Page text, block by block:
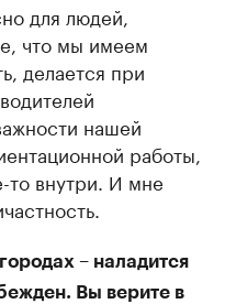
для людей,
что мы имеем
делается при
нашей
работы,
то внутри. И мне
– наладится
Вы верите в